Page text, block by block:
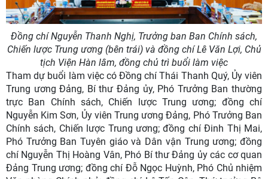
Đồng chí Nguyễn Thanh Nghị, Trưởng ban Ban Chính sách,
Chiến lược Trung ương (bên trái) và đồng chí Lê Văn Lợi, Chủ
tịch Viện Hàn lâm, đồng chủ trì buổi làm việc
Tham dự buổi làm việc có Đồng chí Thái Thanh Quý, Ủy viên
Trung ương Đảng, Bí thư Đảng ủy, Phó Trưởng Ban thường
trực Ban Chính sách, Chiến lược Trung ương; đồng chí
Nguyễn Kim Sơn, Ủy viên Trung ương Đảng, Phó Trưởng Ban
Chính sách, Chiến lược Trung ương; đồng chí Đinh Thị Mai,
Phó Trưởng Ban Tuyên giáo và Dân vận Trung ương; đồng
chí Nguyễn Thị Hoàng Vân, Phó Bí thư Đảng ủy các cơ quan
Đảng Trung ương; đồng chí Đỗ Ngọc Huỳnh, Phó Chủ nhiệm